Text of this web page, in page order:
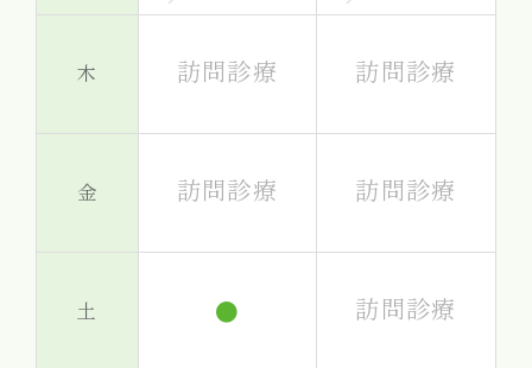
木 訪問診療 訪問診療
金 訪問診療 訪問診療
土 ● 訪問診療